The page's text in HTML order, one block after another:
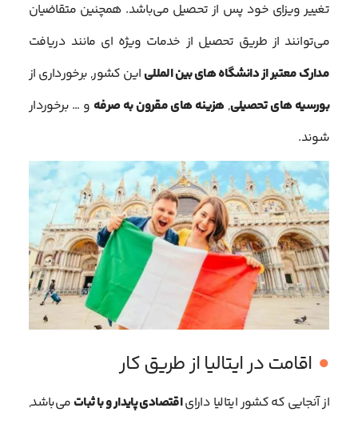
تغییر ویزای خود پس از تحصیل می‌باشد. همچنین متقاضیان
می‌توانند از طریق تحصیل از خدمات ویژه ای مانند دریافت
مدارک معتبر از دانشگاه های بین المللی این کشور, برخورداری از
بورسیه های تحصیلی,هزینه های مقرون به صرفه و … برخوردار
شوند.
اقامت در ایتالیا از طریق کار
از آنجایی که کشور ایتالیا دارایاقتصادی پایدار و با ثبات می‌باشد,